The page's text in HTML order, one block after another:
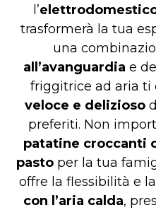
l’
trasformerà la tua
una
all’avanguardia e
friggitrice ad aria ti
veloce e delizioso
preferiti. Non
patatine croccanti
pastoper la tua
offre la flessibilità e
con l’aria calda,